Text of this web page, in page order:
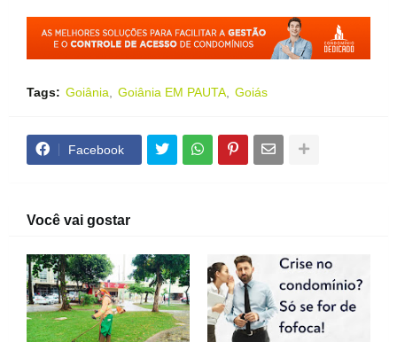
Tags: Goiânia Goiânia EM PAUTA Goiás
Facebook
Você vai gostar